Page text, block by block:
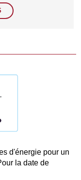
d'énergie pour un
la date de